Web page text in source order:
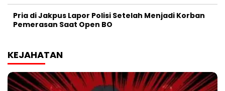
Pria di Jakpus Lapor Polisi Setelah Menjadi Korban
Pemerasan Saat Open BO
KEJAHATAN